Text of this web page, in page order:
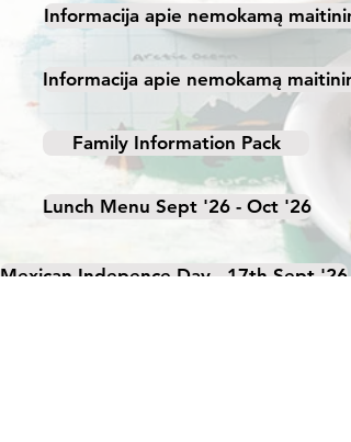
Informacija apie nemokamą
Informacija apie nemokamą
Family Information Pack
Lunch Menu Sept '26 - Oct '26
Mexican Indepence Day - 17th Sept '26